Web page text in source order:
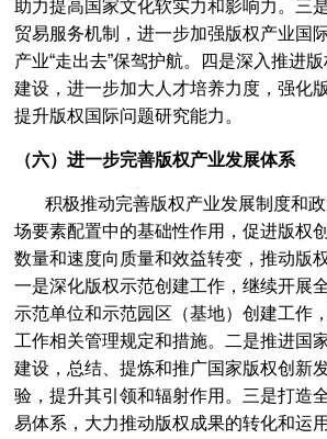
助力提高国家文化软实力和影响力。三
贸易服务机制，进一步加强版权产业国
产业“走出去”保驾护航。四是深入推进
建设，进一步加大人才培养力度，强化
提升版权国际问题研究能力。
（六）进一步完善版权产业发展体系
积极推动完善版权产业发展制度和政
场要素配置中的基础性作用，促进版权
数量和速度向质量和效益转变，推动版
一是深化版权示范创建工作，继续开展
示范单位和示范园区（基地）创建工作
工作相关管理规定和措施。二是推进国
建设，总结、提炼和推广国家版权创新
验，提升其引领和辐射作用。三是打造
易体系，大力推动版权成果的转化和运